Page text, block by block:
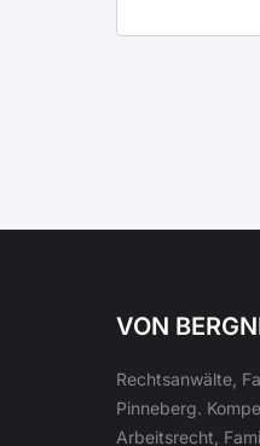
VON
Rechtsanwälte,
Pinneberg.
Arbeitsrecht,